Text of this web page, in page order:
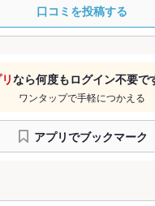
口コミを投稿する
なら何度もログイン不要で
ワンタップで手軽につかえる
アプリでブックマーク